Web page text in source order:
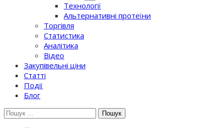
Технології
Альтернативні протеїни
Торгівля
Статистика
Аналітика
Відео
Закупівельні ціни
Статті
Події
Блог
Шукати: